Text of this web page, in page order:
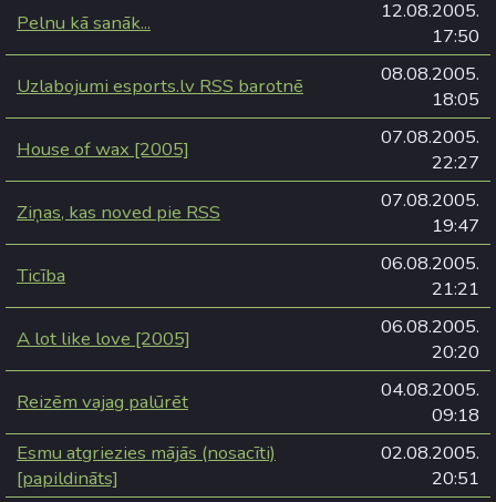
Pelnu kā sanāk...
12.08.2005.
17:50
Uzlabojumi esports.lv RSS barotnē
08.08.2005.
18:05
House of wax [2005]
07.08.2005.
22:27
Ziņas, kas noved pie RSS
07.08.2005.
19:47
Ticība
06.08.2005.
21:21
A lot like love [2005]
06.08.2005.
20:20
Reizēm vajag palūrēt
04.08.2005.
09:18
Esmu atgriezies mājās (nosacīti)
[papildināts]
02.08.2005.
20:51